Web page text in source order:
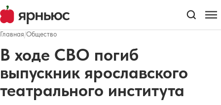
Главная/Общество
В ходе СВО погиб
выпускник ярославского
театрального института